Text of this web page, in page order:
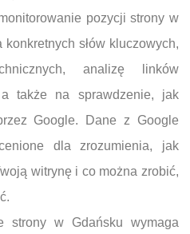
pozycji strony w
słów kluczowych,
analizę linków
także na sprawdzenie, jak
Google. Dane z Google
dla zrozumienia, jak
witrynę i co można zrobić,
strony w Gdańsku wymaga